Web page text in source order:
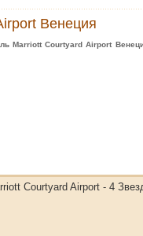
Венеция
Marriott Courtyard Airport
Courtyard Airport - 4